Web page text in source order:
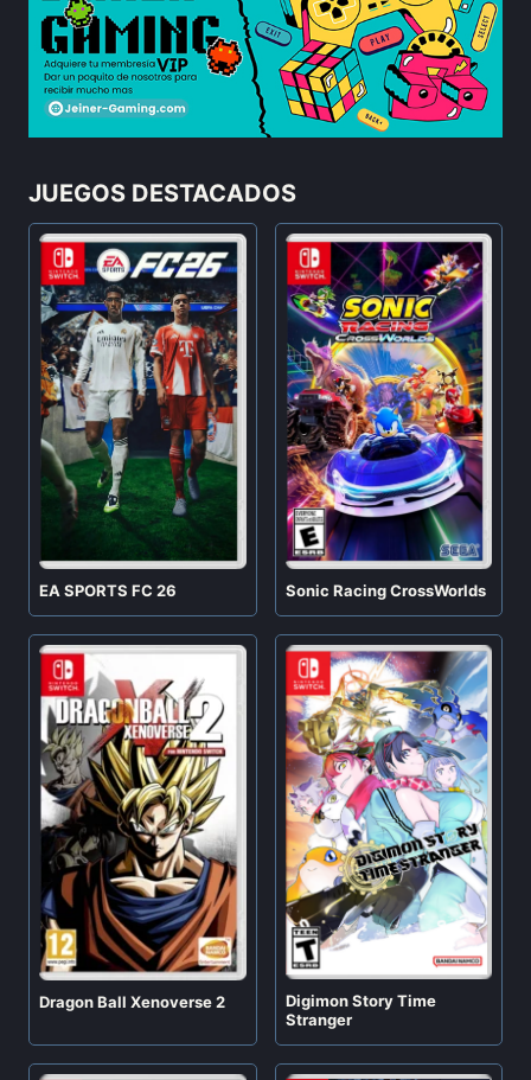
JUEGOS DESTACADOS
EA SPORTS FC 26 Sonic Racing CrossWorlds
Dragon Ball Xenoverse 2
Digimon Story Time
Stranger